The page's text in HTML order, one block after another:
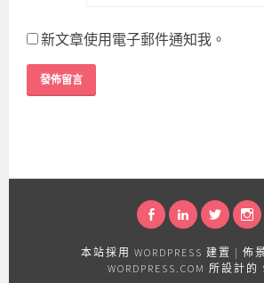
新文章使用電子郵件通知我。
本站採用 WORDPRESS 建置 | 佈
WORDPRESS.COM 所設計的